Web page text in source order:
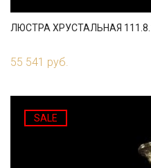
ЛЮСТРА ХРУСТАЛЬНАЯ
55 541 руб.
SALE